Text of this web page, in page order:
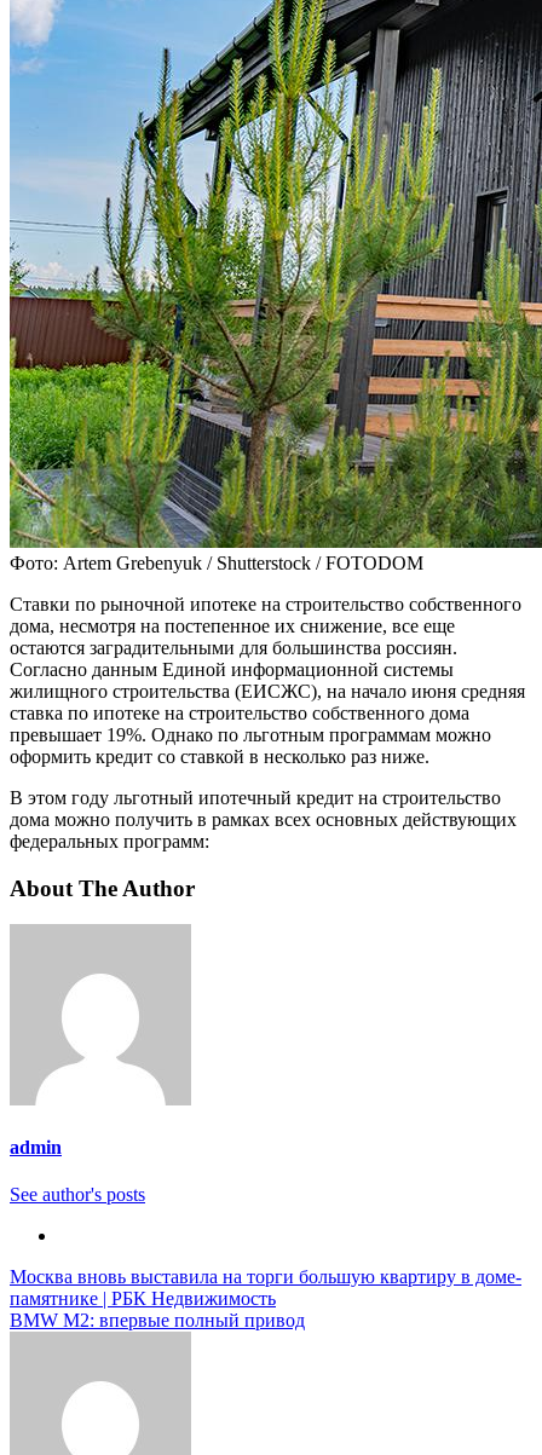
Фото: Artem Grebenyuk / Shutterstock / FOTODOM
Ставки по рыночной ипотеке на строительство собственного
дома, несмотря на постепенное их снижение, все еще
остаются заградительными для большинства россиян.
Согласно данным Единой информационной системы
жилищного строительства (ЕИСЖС), на начало июня средняя
ставка по ипотеке на строительство собственного дома
превышает 19%. Однако по льготным программам можно
оформить кредит со ставкой в несколько раз ниже.
В этом году льготный ипотечный кредит на строительство
дома можно получить в рамках всех основных действующих
федеральных программ:
About The Author
admin
See author's posts
Навигация
по
Москва вновь выставила на торги большую квартиру в доме-
памятнике | РБК Недвижимость
BMW M2: впервые полный привод